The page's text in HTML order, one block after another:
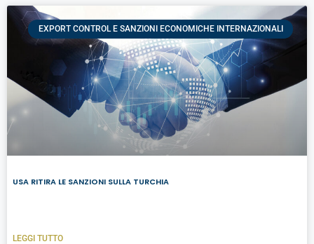
EXPORT CONTROL E SANZIONI ECONOMICHE INTERNAZIONALI
USA RITIRA LE SANZIONI SULLA TURCHIA
LEGGI TUTTO